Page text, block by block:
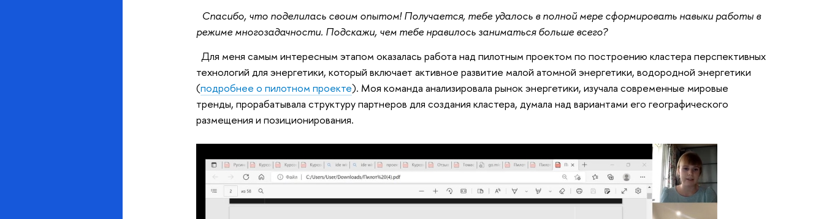
Спасибо, что поделилась своим опытом! Получается, тебе удалось в полной мере сформировать навыки работы в
режиме многозадачности. Подскажи, чем тебе нравилось заниматься больше всего?
Для меня самым интересным этапом оказалась работа над пилотным проектом по построению кластера перспективных
технологий для энергетики, который включает активное развитие малой атомной энергетики, водородной энергетики
(подробнее о пилотном проекте). Моя команда анализировала рынок энергетики, изучала современные мировые
тренды, прорабатывала структуру партнеров для создания кластера, думала над вариантами его географического
размещения и позиционирования.